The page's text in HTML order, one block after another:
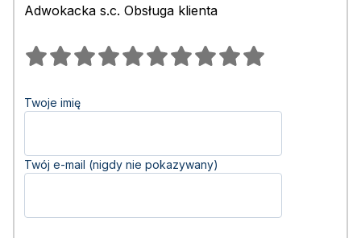
Adwokacka s.c. Obsługa klienta
Twoje imię
Twój e-mail (nigdy nie pokazywany)